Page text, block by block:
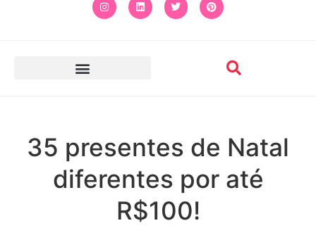
35 presentes de Natal
diferentes por até
R$100!